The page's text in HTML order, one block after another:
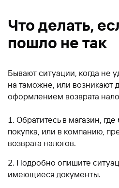
Что делать,
пошло не так
Бывают ситуации, когда не
на таможне, или возникают
оформлением возврата
Обратитесь в магазин,
покупка, или в компанию,
возврата налогов.
Подробно опишите
имеющиеся документы.